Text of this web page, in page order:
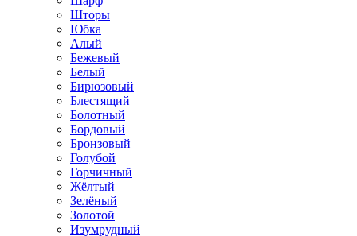
Шторы
Юбка
Алый
Бежевый
Белый
Бирюзовый
Блестящий
Болотный
Бордовый
Бронзовый
Голубой
Горчичный
Жёлтый
Зелёный
Золотой
Изумрудный